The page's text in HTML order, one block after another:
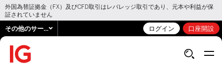
外国為替証拠金（FX）及びCFD取引はレバレッジ取引であり、元本や利益が保
証されていません
その他のサービス ログイン 口座開設